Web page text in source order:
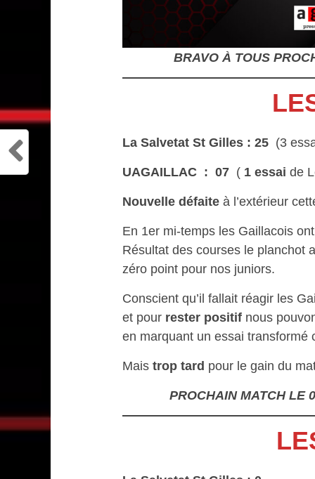
BRAVO À TOUS
La Salvetat St Gilles : 25 (3
UAGAILLAC : 07 ( 1 essai de
Nouvelle défaite à l’extérieur
En 1er mi-temps les Gaillacois
Résultat des courses le planchot
zéro point pour nos juniors.
Conscient qu’il fallait réagir les
et pour rester positif nous
en marquant un essai transformé
Mais trop tard pour le gain du
PROCHAIN MATCH LE